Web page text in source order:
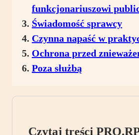
funkcjonariuszowi
Świadomość sprawcy
Czynna napaść w
Ochrona przed
Poza służbą
Czytaj treści